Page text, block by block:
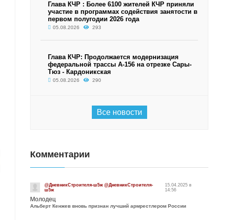
Глава КЧР : Более 6100 жителей КЧР приняли
участие в программах содействия занятости в
первом полугодии 2026 года
05.08.2026 293
Глава КЧР: Продолжается модернизация
федеральной трассы А-156 на отрезке Сары-
Тюз - Кардоникская
05.08.2026 290
Все новости
Комментарии
@ДневникСтроителя-ш5ж @ДневникСтроителя-
ш5ж
15.04.2025 в
14:56
Молодец
Альберт Кенжев вновь признан лучший армрестлером России